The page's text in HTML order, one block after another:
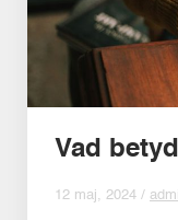
Vad
12 maj, 2024 /